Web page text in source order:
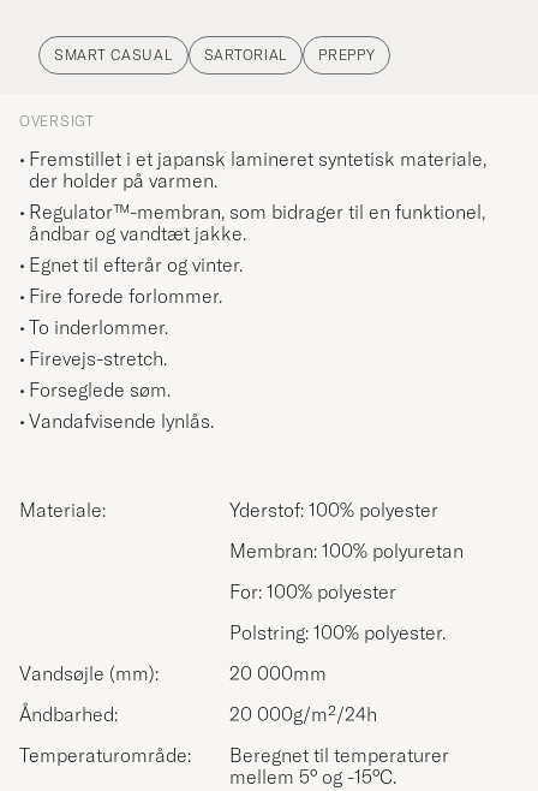
SMART CASUAL SARTORIAL PREPPY
OVERSIGT
Fremstillet i et japansk lamineret syntetisk materiale,
der holder på varmen.
Regulator™-membran, som bidrager til en funktionel,
åndbar og vandtæt jakke.
Egnet til efterår og vinter.
Fire forede forlommer.
To inderlommer.
Firevejs-stretch.
Forseglede søm.
Vandafvisende lynlås.
Materiale:
Yderstof: 100% polyester
Membran: 100% polyuretan
For: 100% polyester
Polstring: 100% polyester.
Vandsøjle (mm):
20 000mm
Åndbarhed:
20 000g/m²/24h
Temperaturområde:
Beregnet til temperaturer
mellem 5° og -15°C.